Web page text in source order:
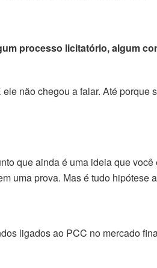
processo licitatório, algum
não chegou a falar. Até porque
que ainda é uma ideia que
uma prova. Mas é tudo hipótese
ligados ao PCC no mercado